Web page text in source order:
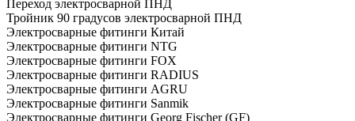
Переход электросварной ПНД
Тройник 90 градусов электросварной ПНД
Электросварные фитинги Китай
Электросварные фитинги NTG
Электросварные фитинги FOX
Электросварные фитинги RADIUS
Электросварные фитинги AGRU
Электросварные фитинги Sanmik
Электросварные фитинги Georg Fischer (GF)